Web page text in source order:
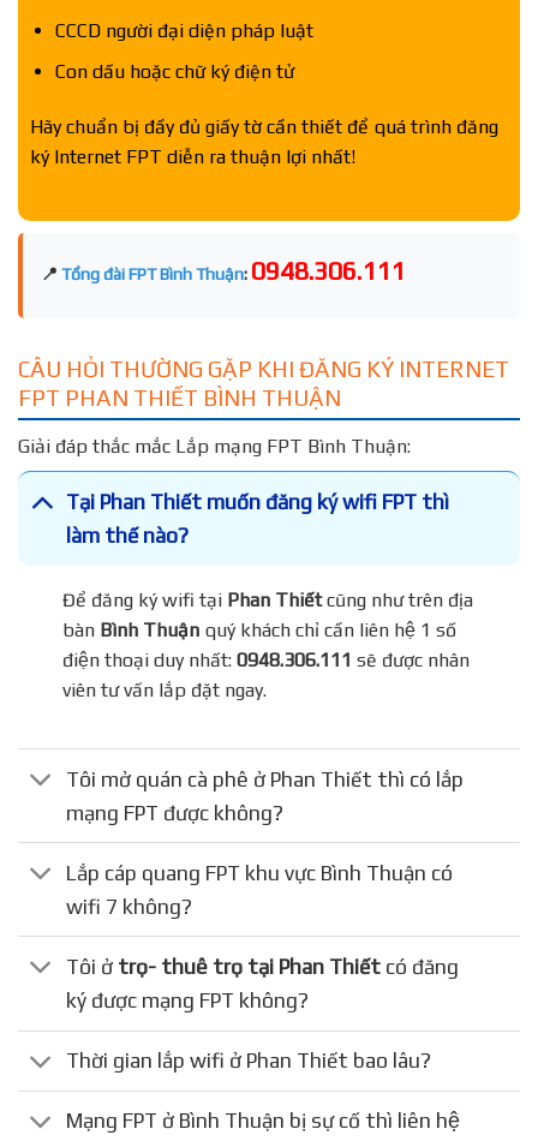
CCCD người đại diện pháp luật
Con dấu hoặc chữ ký điện tử
Hãy chuẩn bị đầy đủ giấy tờ cần thiết để quá trình đăng
ký Internet FPT diễn ra thuận lợi nhất!
📍 Tổng đài FPT Bình Thuận: 0948.306.111
CÂU HỎI THƯỜNG GẶP KHI ĐĂNG KÝ INTERNET
FPT PHAN THIẾT BÌNH THUẬN
Giải đáp thắc mắc Lắp mạng FPT Bình Thuận:
Tại Phan Thiết muốn đăng ký wifi FPT thì
làm thế nào?
Để đăng ký wifi tạiPhan Thiếtcũng như trên địa
bànBình Thuậnquý khách chỉ cần liên hệ 1 số
điện thoại duy nhất:0948.306.111 sẽ được nhân
viên tư vấn lắp đặt ngay.
Tôi mở quán cà phê ở Phan Thiết thì có lắp
mạng FPT được không?
Lắp cáp quang FPT khu vực Bình Thuận có
wifi 7 không?
Tôi ở trọ- thuê trọ tại Phan Thiết có đăng
ký được mạng FPT không?
Thời gian lắp wifi ở Phan Thiết bao lâu?
Mạng FPT ở Bình Thuận bị sự cố thì liên hệ